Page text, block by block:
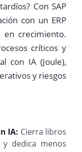
Con SAP
con un ERP
en crecimiento.
críticos y
con IA (Joule),
y riesgos
IA: Cierra libros
dedica menos